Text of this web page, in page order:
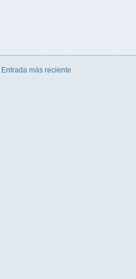
Entrada más reciente